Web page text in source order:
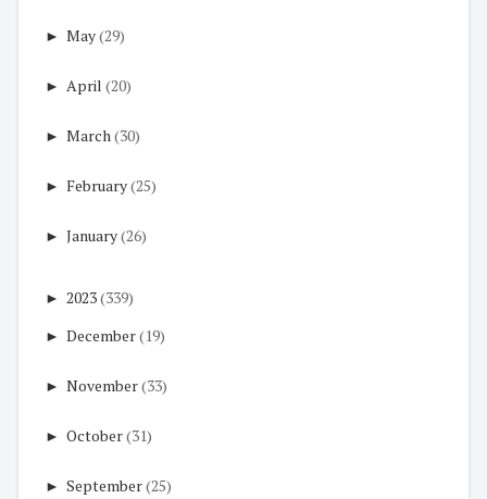
► May(29)
► April (20)
► March(30)
► February(25)
► January(26)
► 2023(339)
► December(19)
► November(33)
► October(31)
► September(25)